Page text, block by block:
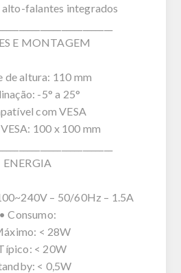
alto-falantes integrados
E MONTAGEM
de altura: 110 mm
-5° a 25°
com VESA
100 x 100 mm
ENERGIA
– 50/60Hz – 1.5A
• Consumo:
< 28W
< 20W
< 0,5W